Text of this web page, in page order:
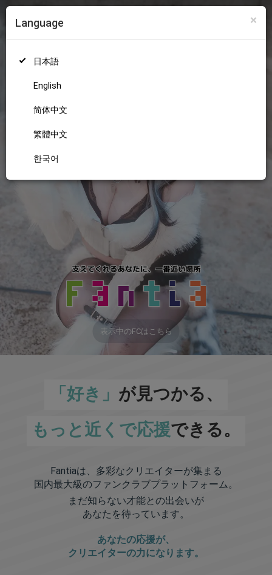
×
Language
日本語
English
简体中文
繁體中文
한국어
18+
表示中のFCはこちら
「好き」 が見つかる、
もっと近くで応援できる。
Fantiaは、多彩なクリエイターが集まる
国内最大級のファンクラブプラットフォーム。
まだ知らない才能との出会いが
あなたを待っています。
あなたの応援が、
クリエイターの力になります。